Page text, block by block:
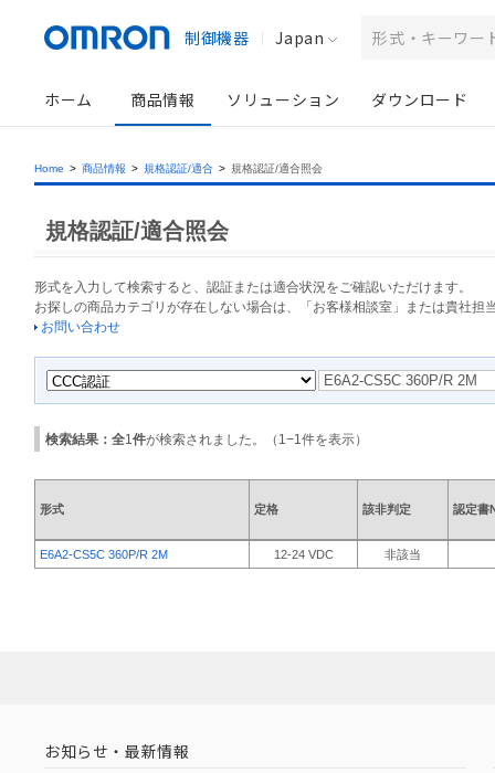
制御機器 Japan
ホーム 商品情報 ソリューション ダウンロード
Home > 商品情報 > 規格認証/適合 > 規格認証/適合照会
規格認証/適合照会
形式を入力して検索すると、認証または適合状況をご確認いただけます。
お探しの商品カテゴリが存在しない場合は、「お客様相談室」または貴社担
お問い合わせ
検索結果：全1 件が検索されました。（ 1 −1 件を表示）
形式 定格 該非判定 認定
E6A2-CS5C 360P/R 2M 12-24 VDC 非該当
お知らせ・最新情報